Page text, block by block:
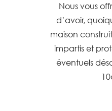
Nous vous
d’avoir,
maison
impartis et
éventuels